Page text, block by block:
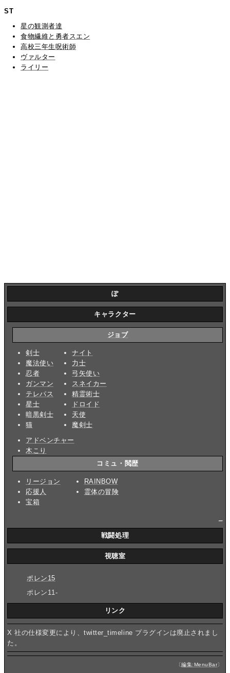
ST
星の観測者達
食物繊維と勇者スエン
高校三年生呪術師
ヴァルター
ライリー
ぽ
キャラクター
ジョブ
剣士
魔法使い
忍者
ガンマン
テレパス
星士
暗黒剣士
猫
ナイト
力士
弓矢使い
スネイカー
精霊術士
ドロイド
天使
魔剣士
アドベンチャー
木こり
コミュ・閲歴
リージョン
応援人
宝箱
RAINBOW
霊体の冒険
戦闘処理
視聴室
ポレン15
ポレン11-
リンク
X 社の仕様変更により、twitter_timeline プラグインは廃止されまし
た。
〔編集:MenuBar〕